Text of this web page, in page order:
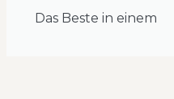
Das Beste in einem